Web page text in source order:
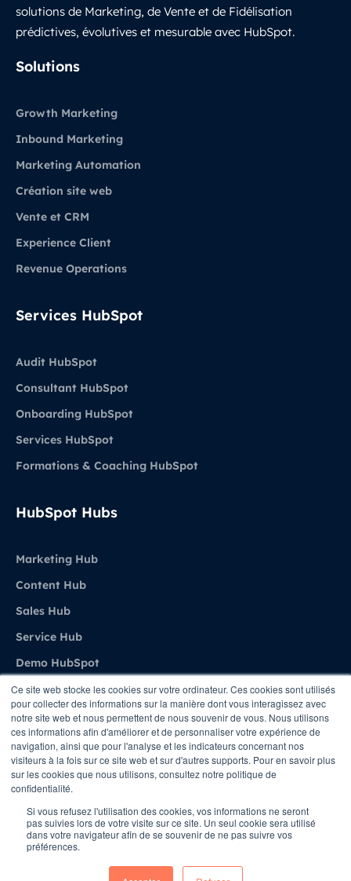
Ce site web stocke les cookies sur votre ordinateur. Ces cookies sont utilisés
pour collecter des informations sur la manière dont vous interagissez avec
notre site web et nous permettent de nous souvenir de vous. Nous utilisons
ces informations afin d'améliorer et de personnaliser votre expérience de
navigation, ainsi que pour l'analyse et les indicateurs concernant nos
visiteurs à la fois sur ce site web et sur d'autres supports. Pour en savoir plus
sur les cookies que nous utilisons, consultez notre politique de
confidentialité.
Si vous refusez l'utilisation des cookies, vos informations ne seront
pas suivies lors de votre visite sur ce site. Un seul cookie sera utilisé
dans votre navigateur afin de se souvenir de ne pas suivre vos
préférences.
solutions de Marketing, de Vente et de Fidélisation
prédictives, évolutives et mesurable avec HubSpot.
Solutions
Growth Marketing
Inbound Marketing
Marketing Automation
Création site web
Vente et CRM
Experience Client
Revenue Operations
Services HubSpot
Audit HubSpot
Consultant HubSpot
Onboarding HubSpot
Services HubSpot
Formations & Coaching HubSpot
HubSpot Hubs
Marketing Hub
Content Hub
Sales Hub
Service Hub
Demo HubSpot
Agence
A propos de Stratenet
Stratenet X HubSpot
Nous Contacter
Copyright © STRATENET - All rights Reserved